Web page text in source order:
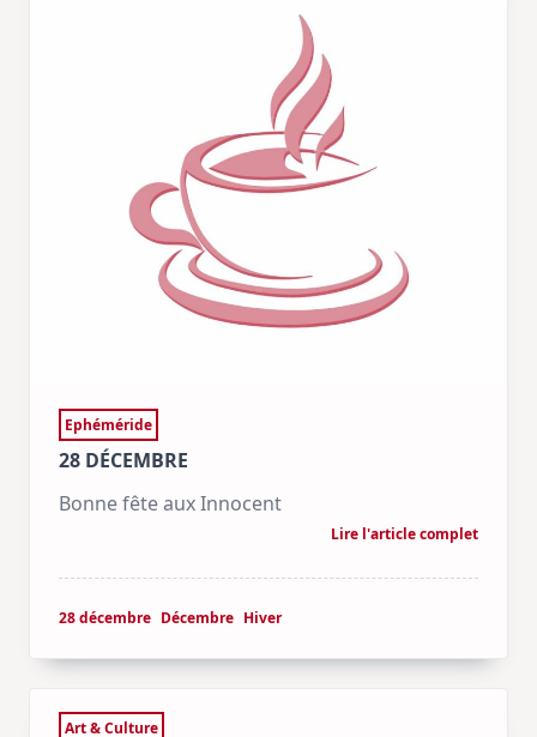
Ephéméride
28 DÉCEMBRE
Bonne fête aux Innocent
Lire l'article complet
28 décembre Décembre Hiver
Art & Culture